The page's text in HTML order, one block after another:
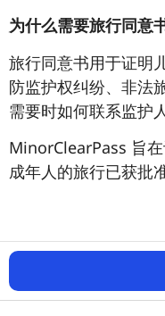
为什么需要旅行同意
旅行同意书用于证明
防监护权纠纷、非法
需要时如何联系监护人
MinorClearPass 旨
成年人的旅行已获批